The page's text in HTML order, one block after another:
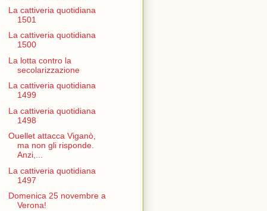
La cattiveria quotidiana
1501
La cattiveria quotidiana
1500
La lotta contro la
secolarizzazione
La cattiveria quotidiana
1499
La cattiveria quotidiana
1498
Ouellet attacca Viganò,
ma non gli risponde.
Anzi,...
La cattiveria quotidiana
1497
Domenica 25 novembre a
Verona!